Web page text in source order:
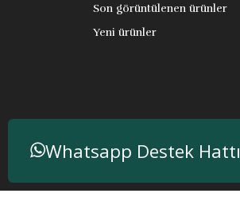
Son görüntülenen ürünler
Yeni ürünler
Whatsapp Destek Hattı